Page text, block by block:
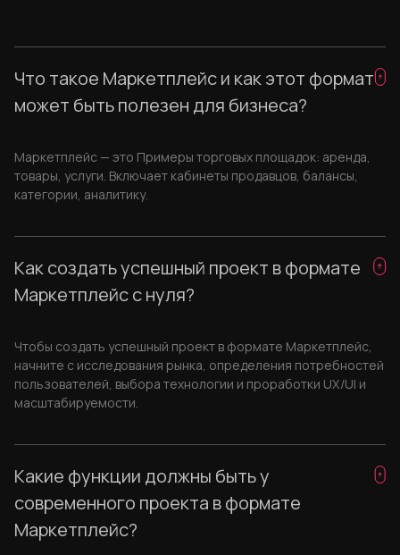
Что такое Маркетплейс и как этот формат
может быть полезен для бизнеса?
Маркетплейс — это Примеры торговых площадок: аренда,
товары, услуги. Включает кабинеты продавцов, балансы,
категории, аналитику.
Как создать успешный проект в формате
Маркетплейс с нуля?
Чтобы создать успешный проект в формате Маркетплейс,
начните с исследования рынка, определения потребностей
пользователей, выбора технологии и проработки UX/UI и
масштабируемости.
Какие функции должны быть у
современного проекта в формате
Маркетплейс?